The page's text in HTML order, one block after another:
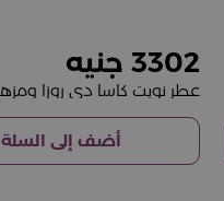
3302
أضف إلى السلة